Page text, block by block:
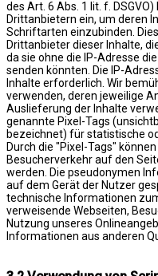
des Art. 6 Abs. 1 lit. f.
Drittanbietern ein, um deren
Schriftarten einzubinden.
Drittanbieter dieser Inhalte,
da sie ohne die IP-Adresse
senden könnten. Die IP-
Inhalte erforderlich. Wir
verwenden, deren jeweilige
Auslieferung der Inhalte
genannte Pixel-Tags
bezeichnet) für statistische
Durch die "Pixel-Tags"
Besucherverkehr auf den
werden. Die pseudonymen
auf dem Gerät der Nutzer
technische Informationen
verweisende Webseiten,
Nutzung unseres
Informationen aus anderen